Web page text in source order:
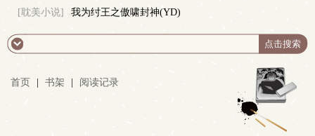
多
[耽美小说] 我为纣王之傲啸封神(YD)
首页 书架 阅读记录